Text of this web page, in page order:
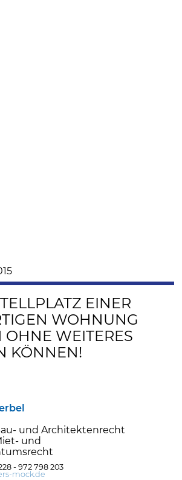
EINER
WOHNUNG
OHNE WEITERES
KÖNNEN!
und Architektenrecht
und
- 972 798 203
mock.de